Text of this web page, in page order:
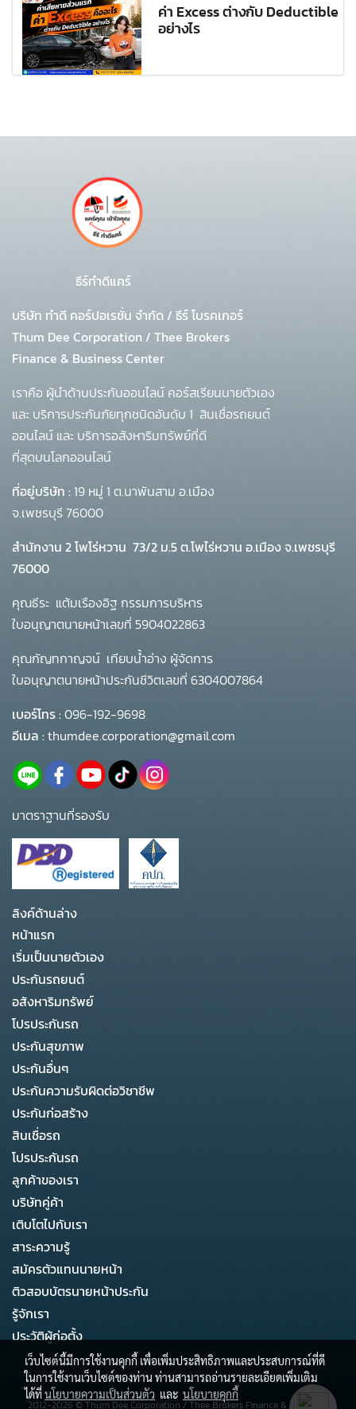
ค่า Excess ต่างกับ Deductible
อย่างไร
ธีร์ทำดีแคร์
บริษัท ทำดี คอร์ปอเรชั่น จำกัด / ธีร์ โบรคเกอร์
Thum Dee Corporation / Thee Brokers
Finance & Business Center
เราคือ ผู้นำด้านประกันออนไลน์ คอร์สเรียนนายตัวเอง
และ บริการประกันภัยทุกชนิดอันดับ 1 สินเชื่อรถยนต์
ออนไลน์ และ บริการอสังหาริมทรัพย์ที่ดี
ที่สุดบนโลกออนไลน์
ที่อยู่บริษัท : 19 หมู่ 1 ต.นาพันสาม อ.เมือง
จ.เพชรบุรี 76000
สำนักงาน 2 โพโร่หวาน 73/2 ม.5 ต.โพไร่หวาน อ.เมือง จ.เพชรบุรี
76000
คุณธีระ แต้มเรืองอิฐ กรรมการบริหาร
ใบอนุญาตนายหน้าเลขที่ 5904022863
คุณกัญทกาญจน์ เทียบน้ำอ่าง ผู้จัดการ
ใบอนุญาตนายหน้าประกันชีวิตเลขที่ 6304007864
เบอร์โทร :096-192-9698
อีเมล :thumdee.corporation@gmail.com
มาตราฐานที่รองรับ
ลิงค์ด้านล่าง
หน้าแรก
เริ่มเป็นนายตัวเอง
ประกันรถยนต์
อสังหาริมทรัพย์
โปรประกันรถ
ประกันสุขภาพ
ประกันอื่นๆ
ประกันความรับผิดต่อวิชาชีพ
ประกันก่อสร้าง
สินเชื่อรถ
โปรประกันรถ
ลูกค้าของเรา
บริษัทคู่ค้า
เติบโตไปกับเรา
สาระความรู้
สมัครตัวแทนนายหน้า
ติวสอบบัตรนายหน้าประกัน
รู้จักเรา
ประวัติผู้ก่อตั้ง
2012-2026 ©Thum Dee Corporation /Thee Brokers Finance & Business
เว็บไซต์นี้มีการใช้งานคุกกี้ เพื่อเพิ่มประสิทธิภาพและประสบการณ์ที่ดี
ในการใช้งานเว็บไซต์ของท่าน ท่านสามารถอ่านรายละเอียดเพิ่มเติม
ได้ที่นโยบายความเป็นส่วนตัว และ นโยบายคุกกี้